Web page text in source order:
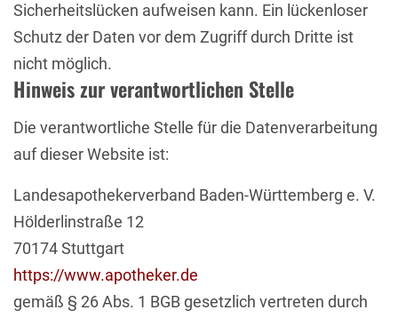
Sicherheitslücken aufweisen kann. Ein lückenloser
Schutz der Daten vor dem Zugriff durch Dritte ist
nicht möglich.
Hinweis zur verantwortlichen Stelle
Die verantwortliche Stelle für die Datenverarbeitung
auf dieser Website ist:
Landesapothekerverband Baden-Württemberg e. V.
Hölderlinstraße 12
70174 Stuttgart
https://www.apotheker.de
gemäß § 26 Abs. 1 BGB gesetzlich vertreten durch